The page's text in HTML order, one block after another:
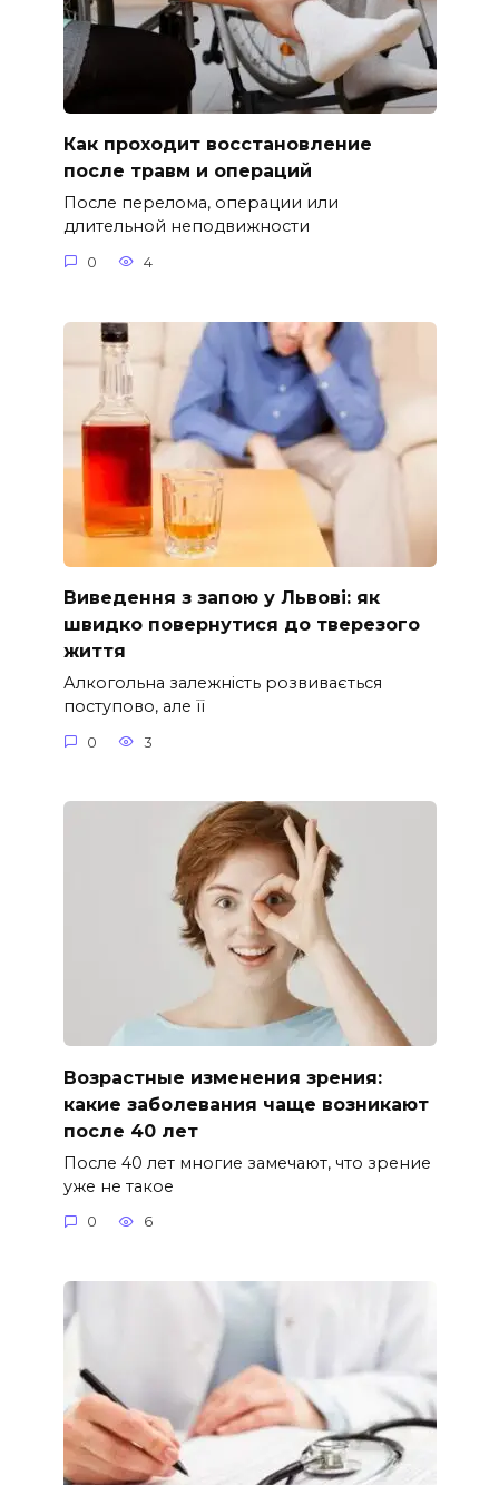
Как проходит восстановление
после травм и операций
После перелома, операции или
длительной неподвижности
0 4
Виведення з запою у Львові: як
швидко повернутися до тверезого
життя
Алкогольна залежність розвивається
поступово, але її
0 3
Возрастные изменения зрения:
какие заболевания чаще возникают
после 40 лет
После 40 лет многие замечают, что зрение
уже не такое
0 6